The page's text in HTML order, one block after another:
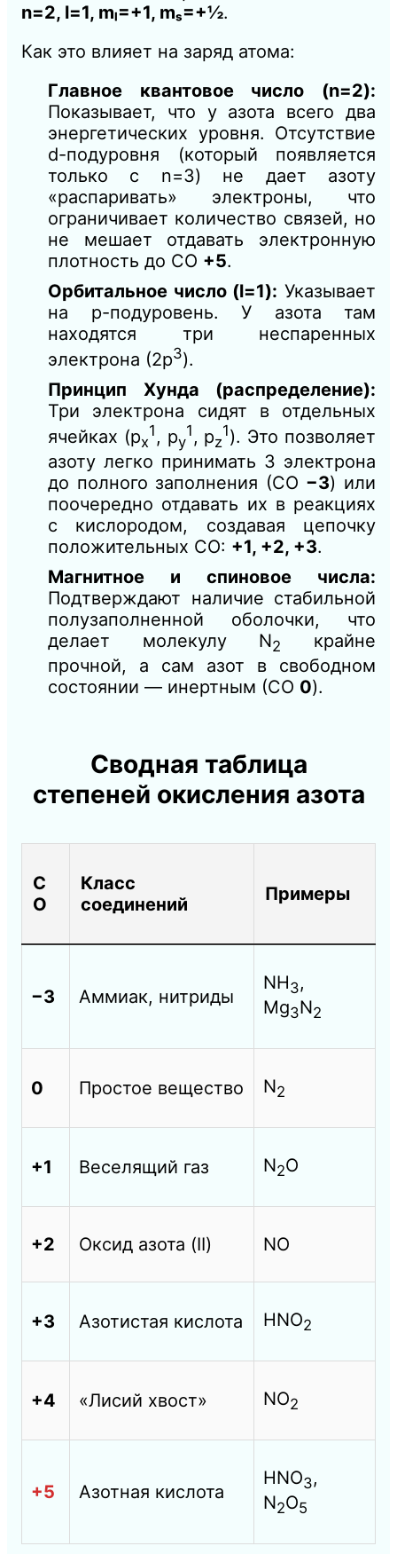
n=2, l=1, mₗ=+1, mₛ=+½.
Как это влияет на заряд атома:
Главное квантовое число (n=2):
Показывает, что у азота всего два
энергетических уровня. Отсутствие
d-подуровня (который появляется
только с n=3) не дает азоту
«распаривать» электроны, что
ограничивает количество связей, но
не мешает отдавать электронную
плотность до СО +5.
Орбитальное число (l=1): Указывает
на p-подуровень. У азота там
находятся три неспаренных
электрона (2p3).
Принцип Хунда (распределение):
Три электрона сидят в отдельных
ячейках (px
1 , py
1 , pz
1). Это позволяет
азоту легко принимать 3 электрона
до полного заполнения (СО −3) или
поочередно отдавать их в реакциях
с кислородом, создавая цепочку
положительных СО: +1, +2, +3.
Магнитное и спиновое числа:
Подтверждают наличие стабильной
полузаполненной оболочки, что
делает молекулу N2
крайне
прочной, а сам азот в свободном
состоянии — инертным (СО 0).
Сводная таблица
степеней окисления азота
С
О
Класс
соединений
Примеры
−3 Аммиак, нитриды
NH3,
Mg3N2
0 Простое вещество N2
+1 Веселящий газ N2O
+2 Оксид азота (II) NO
+3 Азотистая кислота HNO2
+4 «Лисий хвост» NO2
+5 Азотная кислота
HNO3,
N2O5